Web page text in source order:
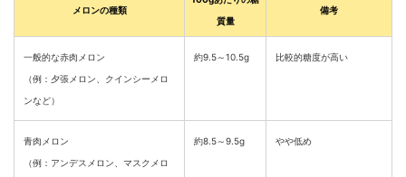
メロンの種類
質量
備考
一般的な赤肉メロン
（例：夕張メロン、クインシーメロ
ンなど）
約9.5～10.5g 比較的糖度が高い
青肉メロン
（例：アンデスメロン、マスクメロ
約8.5～9.5g やや低め